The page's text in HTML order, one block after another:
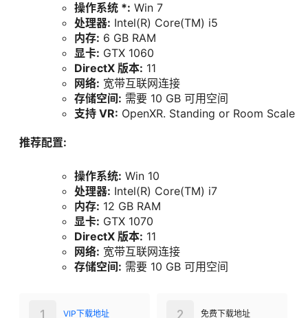
操作系统 *: Win 7
处理器: Intel(R) Core(TM) i5
内存: 6 GB RAM
显卡: GTX 1060
DirectX 版本: 11
网络: 宽带互联网连接
存储空间: 需要 10 GB 可用空间
支持 VR: OpenXR. Standing or Room Scale
推荐配置:
操作系统: Win 10
处理器: Intel(R) Core(TM) i7
内存: 12 GB RAM
显卡: GTX 1070
DirectX 版本: 11
网络: 宽带互联网连接
存储空间: 需要 10 GB 可用空间
VIP下载地址
1 免费下载地址
2